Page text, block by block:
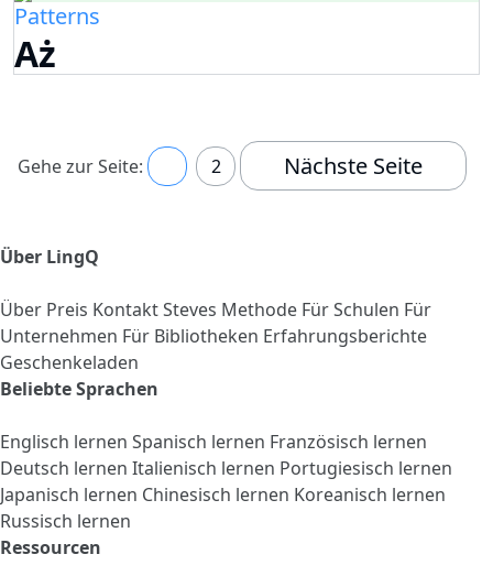
Patterns
Aż
Gehe zur Seite: 2 Nächste Seite
Über LingQ
Über Preis KontaktSteves Methode Für Schulen Für
Unternehmen Für Bibliotheken Erfahrungsberichte
Geschenkeladen
Beliebte Sprachen
Englisch lernen Spanisch lernen Französisch lernen
Deutsch lernen Italienisch lernen Portugiesisch lernen
Japanisch lernen Chinesisch lernen Koreanisch lernen
Russisch lernen
Ressourcen